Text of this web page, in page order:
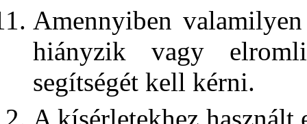
Amennyiben
hiányzik vagy
segítségét kell kérni.